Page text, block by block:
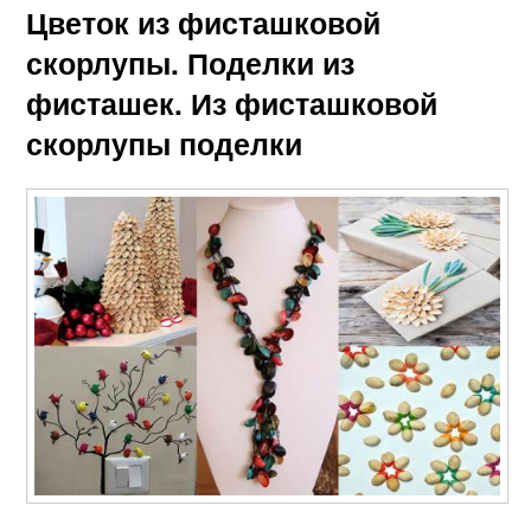
Цветок из фисташковой
скорлупы. Поделки из
фисташек. Из фисташковой
скорлупы поделки